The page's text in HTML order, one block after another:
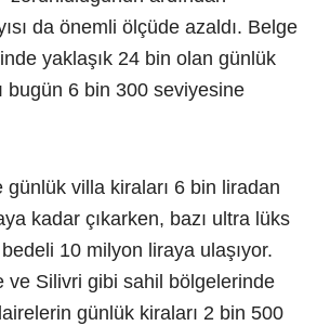
da önemli ölçüde azaldı. Belge
yaklaşık 24 bin olan günlük
bugün 6 bin 300 seviyesine
villa kiraları 6 bin liradan
kadar çıkarken, bazı ultra lüks
10 milyon liraya ulaşıyor.
ve Silivri gibi sahil bölgelerinde
günlük kiraları 2 bin 500